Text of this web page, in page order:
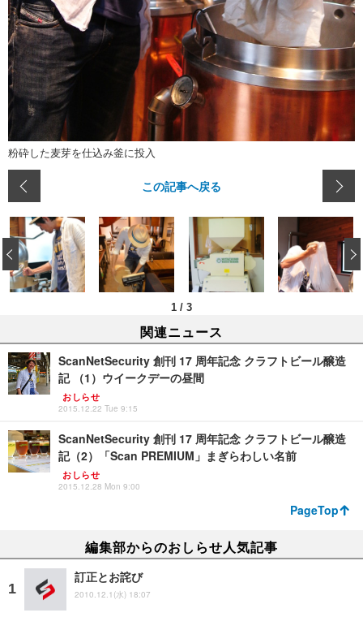
粉砕した麦芽を仕込み釜に投入
この記事へ戻る
1 / 3
‹
関連ニュース
ScanNetSecurity 創刊 17 周年記念 クラフトビール醸造
記 （1）ウイークデーの昼間
おしらせ
2015.12.22 Tue 9:15
ScanNetSecurity 創刊 17 周年記念 クラフトビール醸造
記（2）「Scan PREMIUM」まぎらわしい名前
おしらせ
2015.12.28 Mon 9:00
PageTop
編集部からのおしらせ人気記事
訂正とお詫び
2010.12.1(水) 18:07